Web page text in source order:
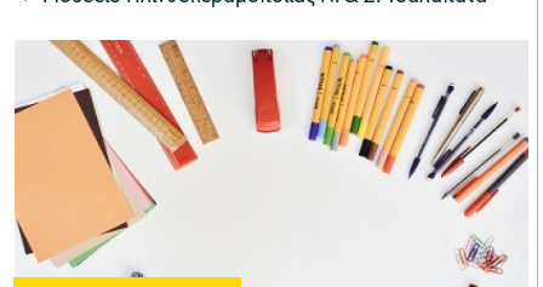
Μουσείο Πλινθοκεραμοποιίας N. & Σ.
Τσαλαπάτα
Μουσείο Μαρμαροτεχνίας